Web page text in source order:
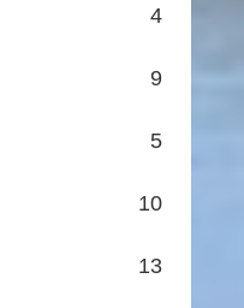
4
9
5
10
13